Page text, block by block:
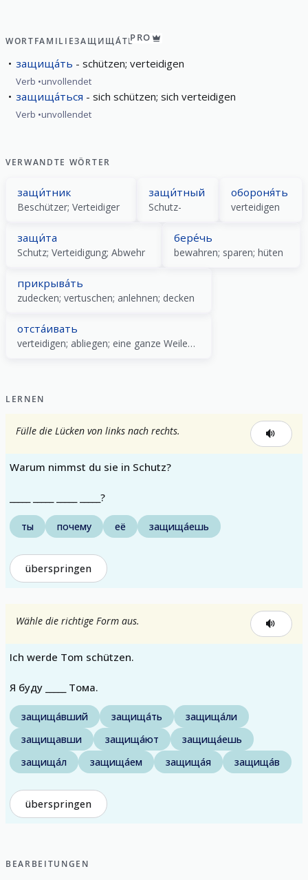
WORTFAMILIEЗАЩИЩА́ТЬPRO
защища́ть schützen; verteidigen
Verb unvollendet
защища́ться sich schützen; sich verteidigen
Verb unvollendet
VERWANDTE WÖRTER
защи́тник
Beschützer; Verteidiger
защи́тный
Schutz-
обороня́ть
verteidigen
защи́та
Schutz; Verteidigung; Abwehr
бере́чь
bewahren; sparen; hüten
прикрыва́ть
zudecken; vertuschen; anlehnen; decken
отста́ивать
verteidigen; abliegen; eine ganze Weile stehen
LERNEN
Fülle die Lücken von links nach rechts.
Warum nimmst du sie in Schutz?
_____ _____ _____ _____?
ты почему её защища́ешь
überspringen
Wähle die richtige Form aus.
Ich werde Tom schützen.
Я буду _____ Тома.
защища́вший защища́ть
защища́ли
защищавши
защища́ют
защища́ешь
защища́л
защища́ем защища́я защища́в
überspringen
BEARBEITUNGEN